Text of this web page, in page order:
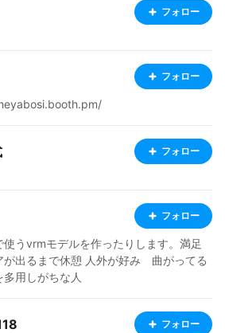
figure out how to animate faces) have
フォロー
フォロー
フォロー
フォロー
使うvrmモデルを作ったりします。満足
が出るまで休憩 人外が好み 曲がってる
多用しがちな人
フォロー